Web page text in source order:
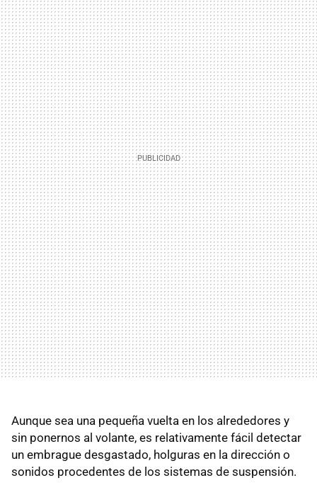
Aunque sea una pequeña vuelta en los alrededores y
sin ponernos al volante, es relativamente fácil detectar
un embrague desgastado, holguras en la dirección o
sonidos procedentes de los sistemas de suspensión.